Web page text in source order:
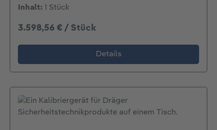
Inhalt: 1 Stück
3.598,56 € / Stück
Details